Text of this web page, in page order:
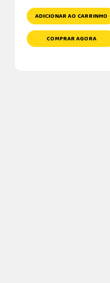
ADICIONAR AO CARRINHO
COMPRAR AGORA